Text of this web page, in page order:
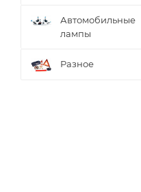
Автомобильные
лампы
Разное